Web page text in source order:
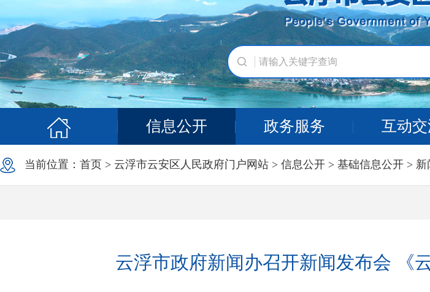
信息公开 政务服务 互动
当前位置： 首页 > 云浮市云安区人民政府门户网站 > 信息公开 > 基础信息公开 > 新
云浮市政府新闻办召开新闻发布会 《